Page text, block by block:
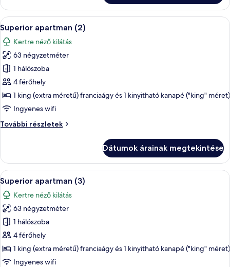
részletei
A
következő
szoba
összes
képének
megtekintése:
Superior
apartman
Egy modern nappali, étkezővel,
8
Superior apartman (2)
Kertre néző kilátás
63 négyzetméter
1 hálószoba
4 férőhely
1 king (extra méretű) franciaágy és 1 kinyitható kanapé ("king" méret)
Ingyenes wifi
További részletek
Superior
részletei
Dátumok árainak megtekintése
A
következő
szoba
összes
képének
megtekintése:
Superior
apartman
Egy modern nappali, étkezővel,
8
Superior apartman (3)
Kertre néző kilátás
63 négyzetméter
1 hálószoba
4 férőhely
1 king (extra méretű) franciaágy és 1 kinyitható kanapé ("king" méret)
Ingyenes wifi